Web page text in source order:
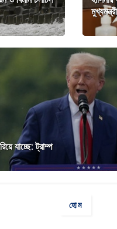
মুখ্যমন্ত্রী
যাচ্ছে: ট্রাম্প
হোম